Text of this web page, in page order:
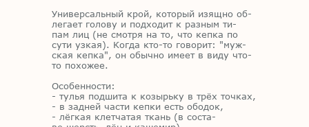
Уни­вер­саль­ный крой, ко­то­рый изящ­но об­
ле­га­ет го­ло­ву и под­хо­дит к раз­ным ти­
пам лиц (не смот­ря на то, что кеп­ка по
сути уз­кая). Ко­гда кто-то го­во­рит: "муж­
ская кеп­ка", он обыч­но име­ет в виду что-
то по­хо­жее.
Осо­бен­но­сти:
- ту­лья под­ши­та к ко­зырь­ку в трёх точ­ках,
- в зад­ней ча­сти кеп­ки есть обо­док,
- лёг­кая клет­ча­тая ткань (в со­ста­